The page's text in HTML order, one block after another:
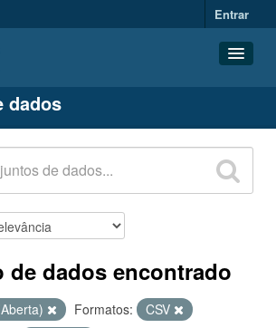
Entrar
dados
de dados encontrado
Formatos:
CSV